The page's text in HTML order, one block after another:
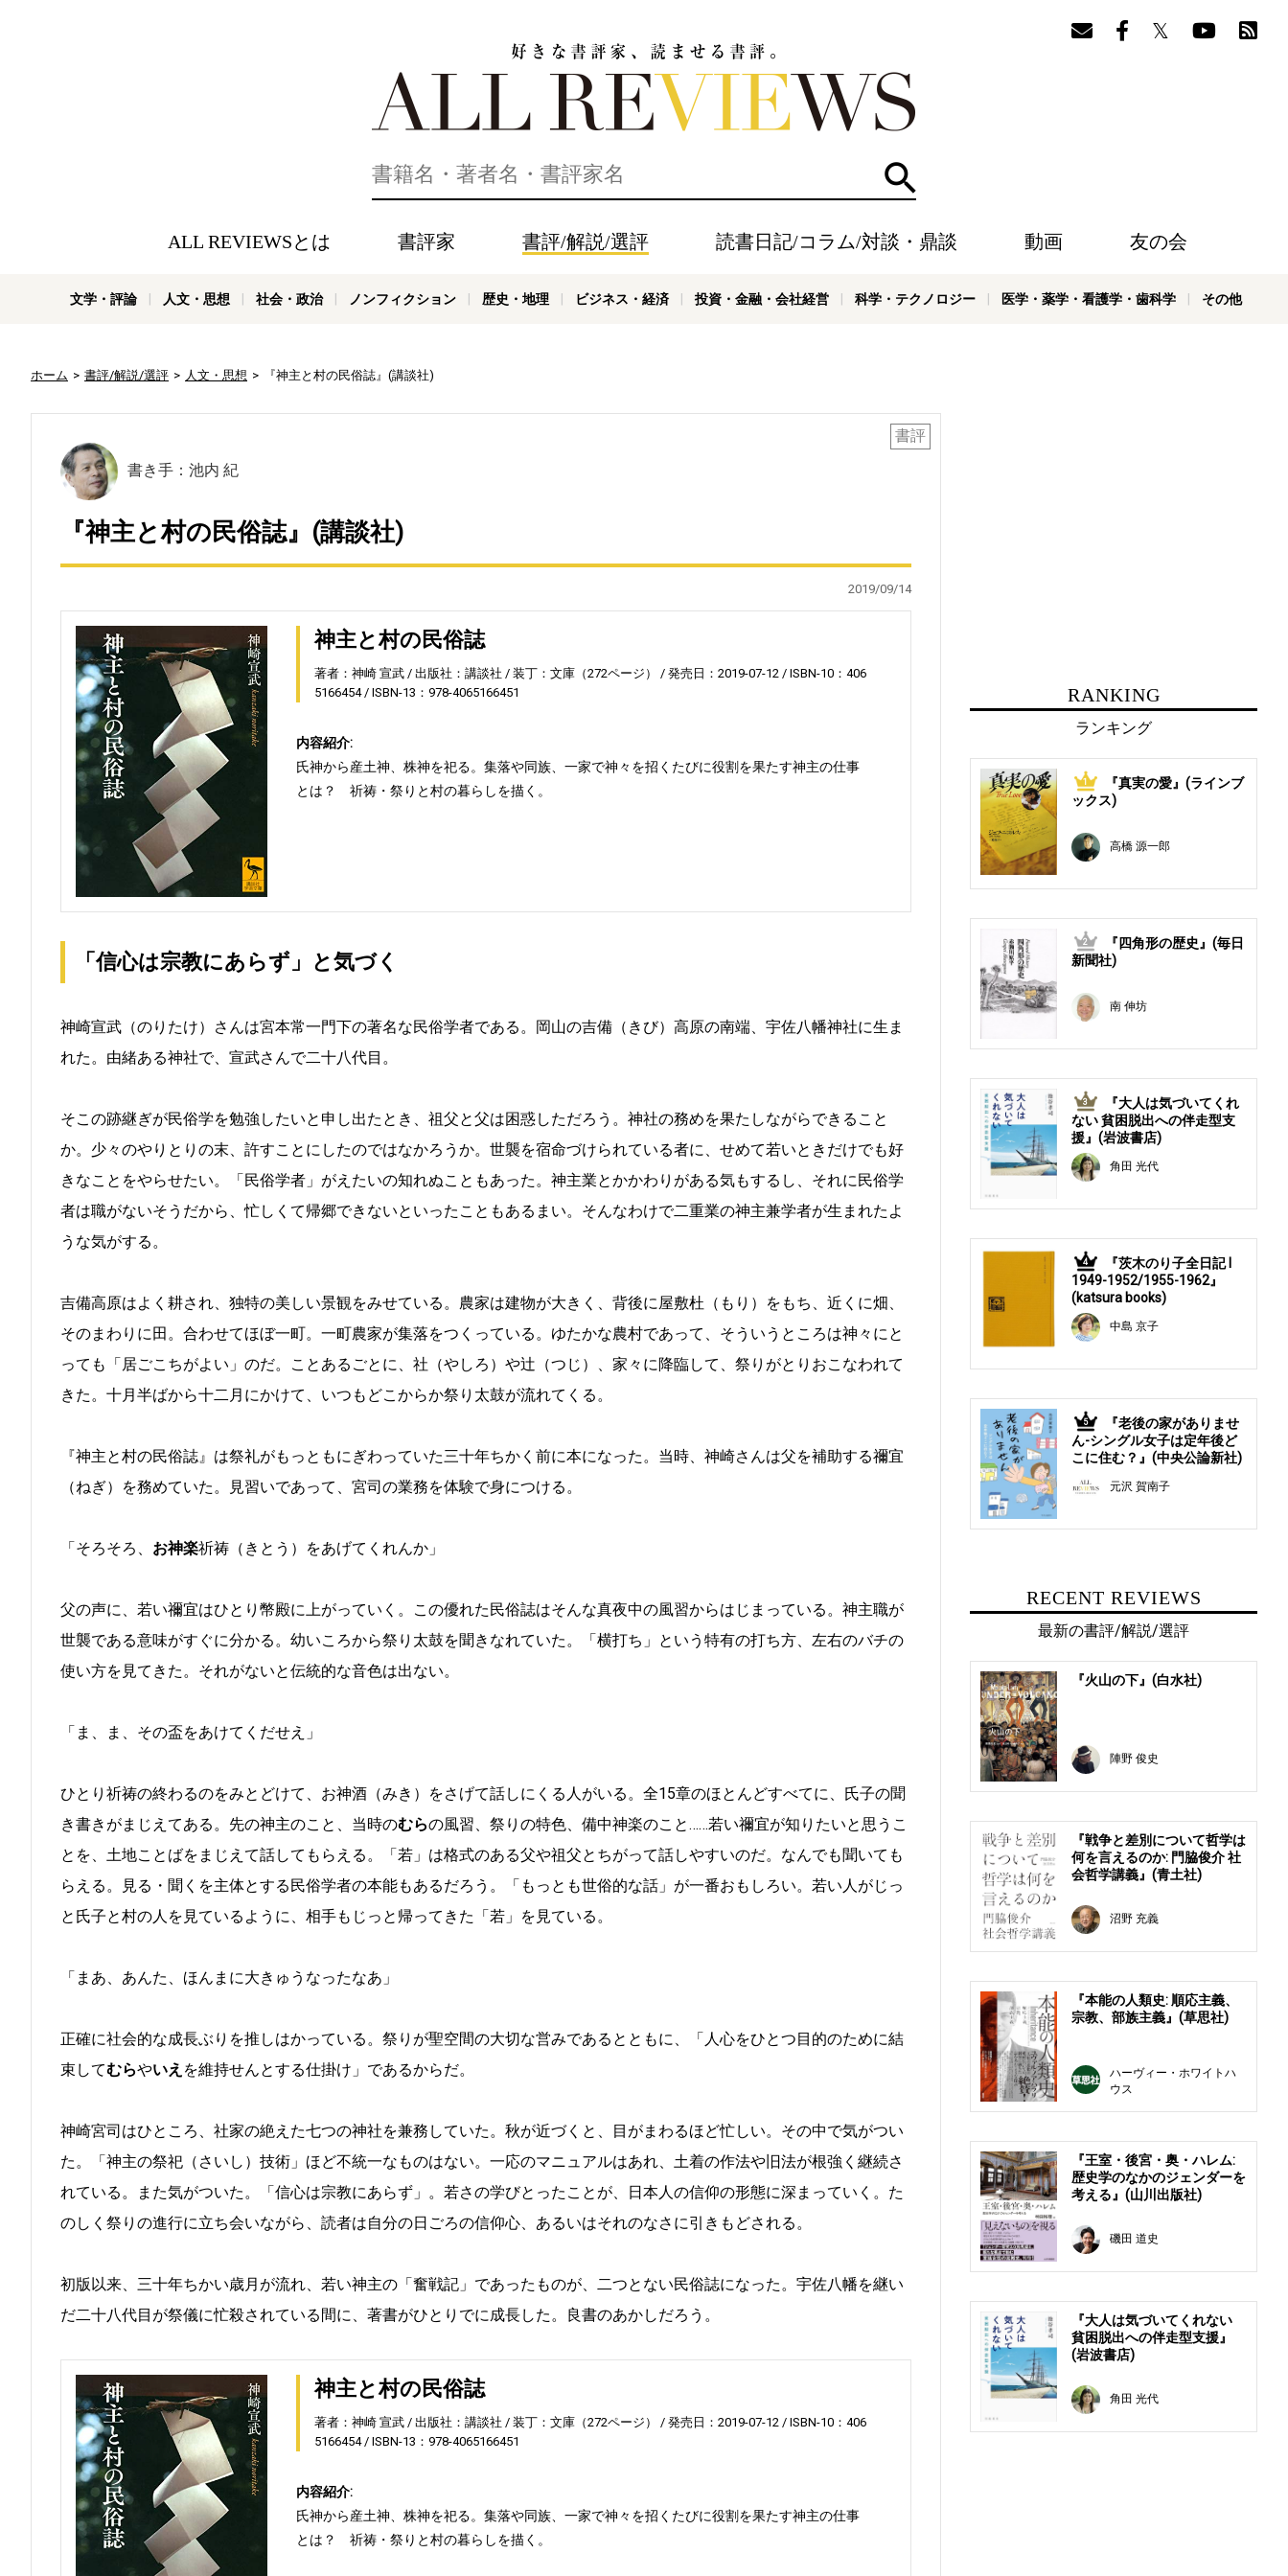
検索
ALL REVIEWSとは 書評家 書評/解説/選評 読書日記/コラム/対談・鼎談 動画 友の会
文学・評論 人文・思想 社会・政治 ノンフィクション 歴史・地理 ビジネス・経済 投資・金融・会社経営 科学・テクノロジー 医学・薬学・看護学・歯科学 その他
ホーム 書評/解説/選評 人文・思想 『神主と村の民俗誌』(講談社)
書評
書き手：池内 紀
『神主と村の民俗誌』(講談社)
2019/09/14
神主と村の民俗誌
著者：神崎 宣武 出版社：講談社 装丁：文庫（272ページ） 発売日：2019-07-12
ISBN-10：406
5166454
ISBN-13：978-4065166451
内容紹介:
氏神から産土神、株神を祀る。集落や同族、一家で神々を招くたびに役割を果たす神主の仕事
とは？ 祈祷・祭りと村の暮らしを描く。
「信心は宗教にあらず」と気づく
神崎宣武（のりたけ）さんは宮本常一門下の著名な民俗学者である。岡山の吉備（きび）高原の南端、宇佐八幡神社に生ま
れた。由緒ある神社で、宣武さんで二十八代目。
そこの跡継ぎが民俗学を勉強したいと申し出たとき、祖父と父は困惑しただろう。神社の務めを果たしながらできること
か。少々のやりとりの末、許すことにしたのではなかろうか。世襲を宿命づけられている者に、せめて若いときだけでも好
きなことをやらせたい。「民俗学者」がえたいの知れぬこともあった。神主業とかかわりがある気もするし、それに民俗学
者は職がないそうだから、忙しくて帰郷できないといったこともあるまい。そんなわけで二重業の神主兼学者が生まれたよ
うな気がする。
吉備高原はよく耕され、独特の美しい景観をみせている。農家は建物が大きく、背後に屋敷杜（もり）をもち、近くに畑、
そのまわりに田。合わせてほぼ一町。一町農家が集落をつくっている。ゆたかな農村であって、そういうところは神々にと
っても「居ごこちがよい」のだ。ことあるごとに、社（やしろ）や辻（つじ）、家々に降臨して、祭りがとりおこなわれて
きた。十月半ばから十二月にかけて、いつもどこからか祭り太鼓が流れてくる。
『神主と村の民俗誌』は祭礼がもっともにぎわっていた三十年ちかく前に本になった。当時、神崎さんは父を補助する禰宜
（ねぎ）を務めていた。見習いであって、宮司の業務を体験で身につける。
「そろそろ、 お神楽祈祷（きとう）をあげてくれんか」
父の声に、若い禰宜はひとり幣殿に上がっていく。この優れた民俗誌はそんな真夜中の風習からはじまっている。神主職が
世襲である意味がすぐに分かる。幼いころから祭り太鼓を聞きなれていた。「横打ち」という特有の打ち方、左右のバチの
使い方を見てきた。それがないと伝統的な音色は出ない。
「ま、ま、その盃をあけてくだせえ」
ひとり祈祷の終わるのをみとどけて、お神酒（みき）をさげて話しにくる人がいる。全15章のほとんどすべてに、氏子の聞
き書きがまじえてある。先の神主のこと、当時のむらの風習、祭りの特色、備中神楽のこと……若い禰宜が知りたいと思うこ
とを、土地ことばをまじえて話してもらえる。「若」は格式のある父や祖父とちがって話しやすいのだ。なんでも聞いても
らえる。見る・聞くを主体とする民俗学者の本能もあるだろう。「もっとも世俗的な話」が一番おもしろい。若い人がじっ
と氏子と村の人を見ているように、相手もじっと帰ってきた「若」を見ている。
「まあ、あんた、ほんまに大きゅうなったなあ」
正確に社会的な成長ぶりを推しはかっている。祭りが聖空間の大切な営みであるとともに、「人心をひとつ目的のために結
束してむらやいえ を維持せんとする仕掛け」であるからだ。
神崎宮司はひところ、社家の絶えた七つの神社を兼務していた。秋が近づくと、目がまわるほど忙しい。その中で気がつい
た。「神主の祭祀（さいし）技術」ほど不統一なものはない。一応のマニュアルはあれ、土着の作法や旧法が根強く継続さ
れている。また気がついた。「信心は宗教にあらず」。若さの学びとったことが、日本人の信仰の形態に深まっていく。た
のしく祭りの進行に立ち会いながら、読者は自分の日ごろの信仰心、あるいはそれのなさに引きもどされる。
初版以来、三十年ちかい歳月が流れ、若い神主の「奮戦記」であったものが、二つとない民俗誌になった。宇佐八幡を継い
だ二十八代目が祭儀に忙殺されている間に、著書がひとりでに成長した。良書のあかしだろう。
神主と村の民俗誌
著者：神崎 宣武 出版社：講談社 装丁：文庫（272ページ） 発売日：2019-07-12
ISBN-10：406
5166454
ISBN-13：978-4065166451
内容紹介:
氏神から産土神、株神を祀る。集落や同族、一家で神々を招くたびに役割を果たす神主の仕事
とは？ 祈祷・祭りと村の暮らしを描く。
RANKING
ランキング
1
『真実の愛』(ラインブ
ックス)
高橋 源一郎
2
『四角形の歴史』(毎日
新聞社)
南 伸坊
3
『大人は気づいてくれ
ない 貧困脱出への伴走型支
援』(岩波書店)
角田 光代
4
『茨木のり子全日記 Ⅰ
1949-1952/1955-1962』
(katsura books)
中島 京子
5
『老後の家がありませ
ん-シングル女子は定年後ど
こに住む？』(中央公論新社)
元沢 賀南子
RECENT REVIEWS
最新の書評/解説/選評
『火山の下』(白水社)
陣野 俊史
『戦争と差別について哲学は
何を言えるのか: 門脇俊介 社
会哲学講義』(青土社)
沼野 充義
『本能の人類史: 順応主義、
宗教、部族主義』(草思社)
ハーヴィー・ホワイトハ
ウス
『王室・後宮・奥・ハレム:
歴史学のなかのジェンダーを
考える』(山川出版社)
磯田 道史
『大人は気づいてくれない
貧困脱出への伴走型支援』
(岩波書店)
角田 光代